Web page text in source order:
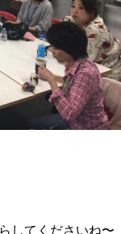
してくださいね〜